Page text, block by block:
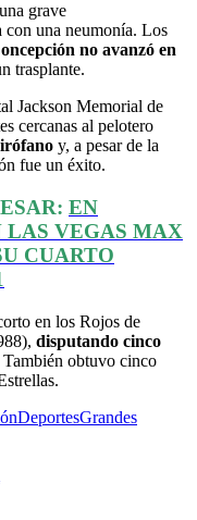
grave
con una neumonía. Los
no avanzó en
trasplante.
Jackson Memorial de
cercanas al pelotero
y, a pesar de la
fue un éxito.
EN
LAS VEGAS MAX
CUARTO
en los Rojos de
disputando cinco
También obtuvo cinco
DeportesGrandes